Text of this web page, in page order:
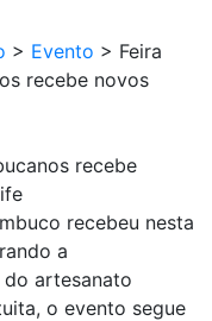
> Evento > Feira
recebe novos
recebe
recebeu nesta
a
artesanato
o evento segue